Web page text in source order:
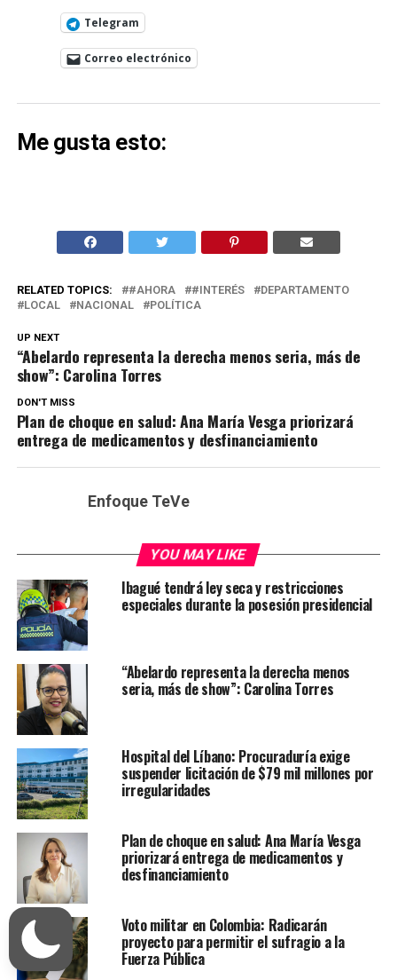
Telegram
Correo electrónico
Me gusta esto:
RELATED TOPICS: #AHORA #INTERÉS
DEPARTAMENTO
LOCAL
NACIONAL POLÍTICA
UP NEXT
“Abelardo representa la derecha menos seria, más de
show”: Carolina Torres
DON'T MISS
Plan de choque en salud: Ana María Vesga priorizará
entrega de medicamentos y desfinanciamiento
Enfoque TeVe
YOU MAY LIKE
Ibagué tendrá ley seca y restricciones
especiales durante la posesión presidencial
“Abelardo representa la derecha menos
seria, más de show”: Carolina Torres
Hospital del Líbano: Procuraduría exige
suspender licitación de $79 mil millones por
irregularidades
Plan de choque en salud: Ana María Vesga
priorizará entrega de medicamentos y
desfinanciamiento
Voto militar en Colombia: Radicarán
proyecto para permitir el sufragio a la
Fuerza Pública